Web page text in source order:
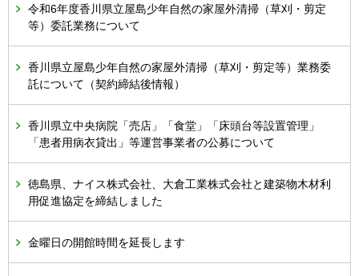
令和6年度香川県立屋島少年自然の家屋外清掃（草刈・剪定
等）委託業務について
香川県立屋島少年自然の家屋外清掃（草刈・剪定等）業務委
託について（契約締結後情報）
香川県立中央病院「売店」「食堂」「床頭台等設置管理」
「患者用病衣貸出」等運営事業者の公募について
徳島県、ナイス株式会社、大倉工業株式会社と建築物木材利
用促進協定を締結しました
金曜日の開館時間を延長します